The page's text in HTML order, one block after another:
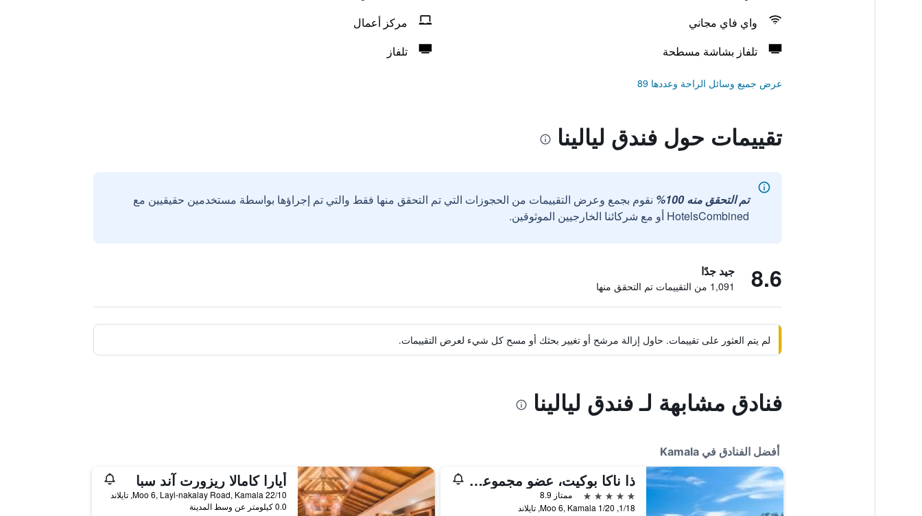
واي فاي مجاني
مركز أعمال
تلفاز بشاشة مسطحة
تلفاز
عرض جميع وسائل الراحة وعددها 89
تقييمات حول فندق ليالينا
تم التحقق منه 100%
نقوم بجمع وعرض التقييمات من الحجوزات التي تم التحقق منها فقط والتي تم إجراؤها بواسطة مستخدمين حقيقيين مع
HotelsCombined أو مع شركائنا الخارجيين الموثوقين.
8.6 جيد جدًا
1,091 من التقييمات تم التحقق منها
لم يتم العثور على تقييمات. حاول إزالة مرشح أو تغيير بحثك أو مسح كل شيء لعرض التقييمات.
فنادق مشابهة لـ فندق ليالينا
أفضل الفنادق في Kamala
ذا ناكا بوكيت، عضو مجموعة ديزاين هوتلز
5 نجوم
ممتاز 8.9
1/18, 1/20 Moo 6, Kamala, تايلاند
أيارا كامالا ريزورت آند سبا
22/10 Moo 6, Layi-nakalay Road, Kamala, تايلاند
0.0 كيلومتر عن وسط المدينة